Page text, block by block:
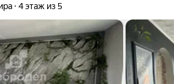
4 этаж из 5